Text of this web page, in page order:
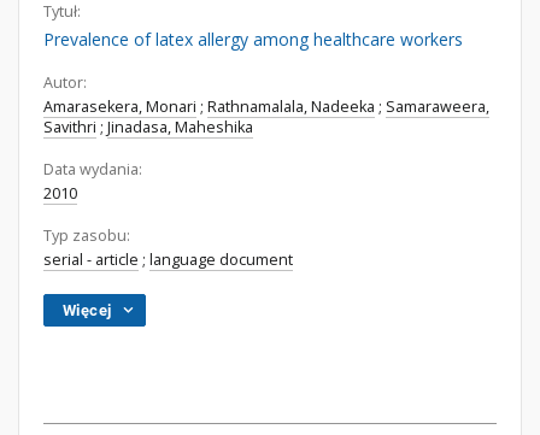
Tytuł:
Prevalence of latex allergy among healthcare workers
Autor:
Amarasekera, Monari ; Rathnamalala, Nadeeka ; Samaraweera,
Savithri ; Jinadasa, Maheshika
Data wydania:
2010
Typ zasobu:
serial - article ; language document
Więcej